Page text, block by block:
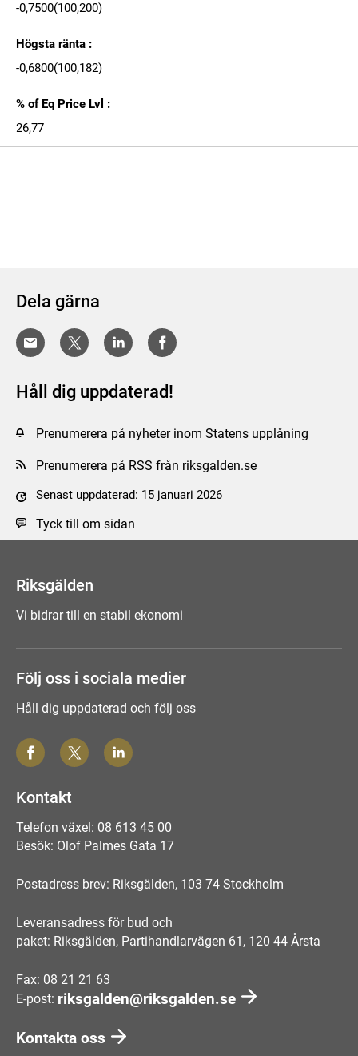
-0,7500(100,200)
Högsta ränta :
-0,6800(100,182)
% of Eq Price Lvl :
26,77
Dela gärna
Håll dig uppdaterad!
Prenumerera på nyheter inom Statens upplåning
Prenumerera på RSS från riksgalden.se
Senast uppdaterad: 15 januari 2026
Tyck till om sidan
Riksgälden
Vi bidrar till en stabil ekonomi
Följ oss i sociala medier
Håll dig uppdaterad och följ oss
Kontakt
Telefon växel: 08 613 45 00
Besök: Olof Palmes Gata 17
Postadress brev: Riksgälden, 103 74 Stockholm
Leveransadress för bud och
paket: Riksgälden, Partihandlarvägen 61, 120 44 Årsta
Fax: 08 21 21 63
E-post: riksgalden@riksgalden.se
Kontakta oss